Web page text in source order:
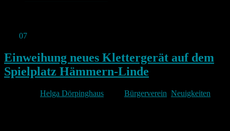
07
Einweihung neues Klettergerät auf dem
Spielplatz Hämmern-Linde
Helga Dörpinghaus Bürgerverein Neuigkeiten